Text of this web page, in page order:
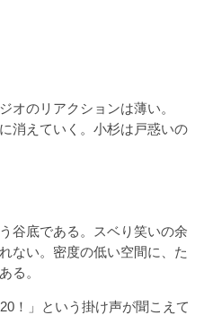
のリアクションは薄い。
消えていく。小杉は戸惑いの
谷底である。スベり笑いの余
ない。密度の低い空間に、た
る。
！」という掛け声が聞こえて